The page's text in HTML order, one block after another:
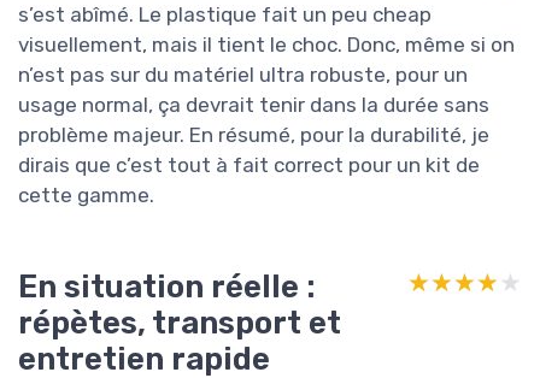
s’est abîmé. Le plastique fait un peu cheap
visuellement, mais il tient le choc. Donc, même si on
n’est pas sur du matériel ultra robuste, pour un
usage normal, ça devrait tenir dans la durée sans
problème majeur. En résumé, pour la durabilité, je
dirais que c’est tout à fait correct pour un kit de
cette gamme.
En situation réelle :
répètes, transport et
entretien rapide
★★★★★
★★★★★